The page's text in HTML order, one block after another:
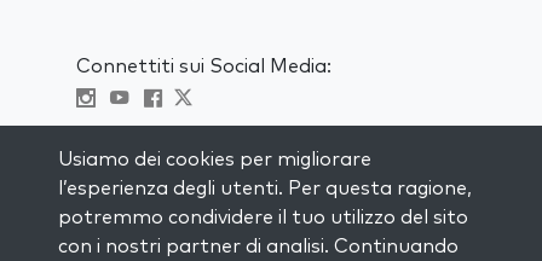
Connettiti sui Social Media:
RIMANI AGGIORNATO
Iscriviti alla nostra mailing list e ricevi
Usiamo dei cookies per migliorare
l’esperienza degli utenti. Per questa ragione,
potremmo condividere il tuo utilizzo del sito
con i nostri partner di analisi. Continuando